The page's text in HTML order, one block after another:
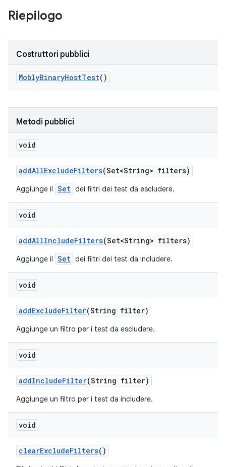
Riepilogo
Costruttori pubblici
MoblyBinaryHostTest()
Metodi pubblici
void
addAllExcludeFilters(Set<String> filters)
Aggiunge il Set dei filtri dei test da escludere.
void
addAllIncludeFilters(Set<String> filters)
Aggiunge il Set dei filtri dei test da includere.
void
addExcludeFilter(String filter)
Aggiunge un filtro per i test da escludere.
void
addIncludeFilter(String filter)
Aggiunge un filtro per i test da includere.
void
clearExcludeFilters()